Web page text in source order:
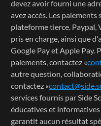
devez avoir fourni une
avez accès. Les
plateforme tierce. Paypal,
pris en charge, ainsi que
Google Pay et Apple Pay.
paiements, contactez «
autre question,
contactez «
services fournis par Side
éducatives et
garantit aucun résultat